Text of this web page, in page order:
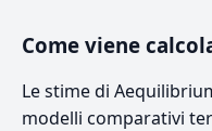
Come viene
Le stime di
modelli comparativi